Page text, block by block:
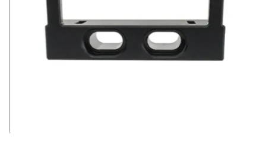
положение устройства вдоль и поперёк, что даёт
возможность точно выровнять передатчик или
приёмник относительно других элементов обвеса.